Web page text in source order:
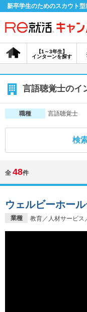
新卒学生のためのスカウト型
【1～3年生】
インターンを探す
会員登録
探す
イベントを探す
就活ノウハウ・
言語聴覚士のイ
職種 言語聴覚士
検
全 48件
業種 教育／人材サービス
ウェルビーホー